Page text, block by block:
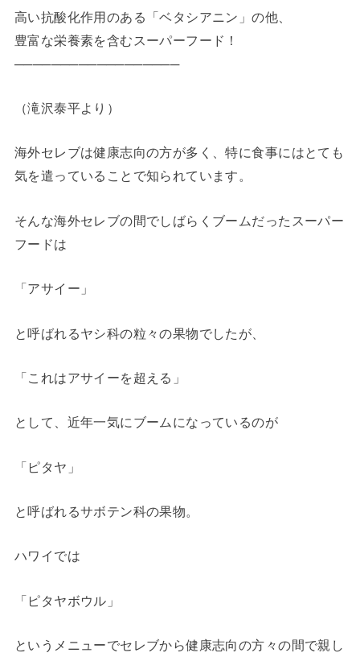
高い抗酸化作用のある「ベタシアニン」の他、
豊富な栄養素を含むスーパーフード！
──────────────────
（滝沢泰平より）
海外セレブは健康志向の方が多く、特に食事にはとても
気を遣っていることで知られています。
そんな海外セレブの間でしばらくブームだったスーパー
フードは
「アサイー」
と呼ばれるヤシ科の粒々の果物でしたが、
「これはアサイーを超える」
として、近年一気にブームになっているのが
「ピタヤ」
と呼ばれるサボテン科の果物。
ハワイでは
「ピタヤボウル」
というメニューでセレブから健康志向の方々の間で親し